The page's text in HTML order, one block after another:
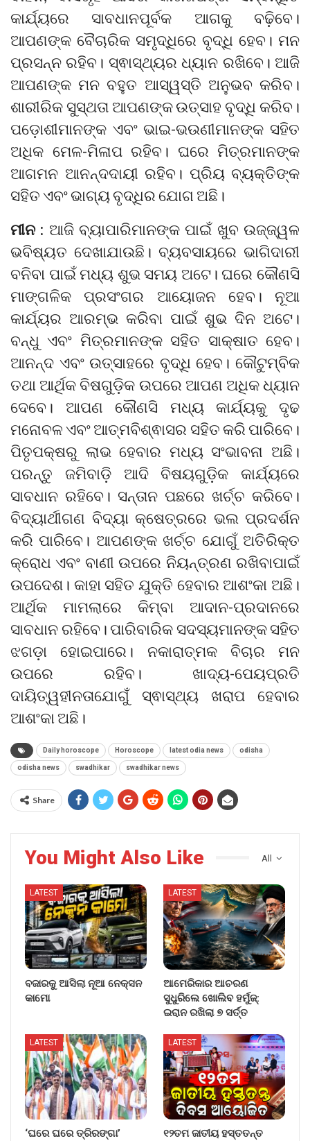
କାର୍ଯ୍ୟରେ ସାବଧାନପୂର୍ବକ ଆଗକୁ ବଢ଼ିବେ।
ଆପଣଙ୍କ ବୈଚାରିକ ସମୃଦ୍ଧିରେ ବୃଦ୍ଧି ହେବ। ମନ
ପ୍ରସନ୍ନ ରହିବ। ସ୍ଵାସ୍ଥ୍ୟର ଧ୍ୟାନ ରଖିବେ। ଆଜି
ଆପଣଙ୍କ ମନ ବହୁତ ଆସ୍ୱସ୍ତି ଅନୁଭବ କରିବ।
ଶାରୀରିକ ସୁସ୍ଥତା ଆପଣଙ୍କ ଉତ୍ସାହ ବୃଦ୍ଧି କରିବ।
ପଡ଼ୋଶୀମାନଙ୍କ ଏବଂ ଭାଇ-ଭଉଣୀମାନଙ୍କ ସହିତ
ଅଧିକ ମେଳ-ମିଳାପ ରହିବ। ଘରେ ମିତ୍ରମାନଙ୍କ
ଆଗମନ ଆନନ୍ଦଦାୟୀ ରହିବ। ପ୍ରିୟ ବ୍ୟକ୍ତିଙ୍କ
ସହିତ ଏବଂ ଭାଗ୍ୟ ବୃଦ୍ଧିର ଯୋଗ ଅଛି।
ମୀନ : ଆଜି ବ୍ୟାପାରିମାନଙ୍କ ପାଇଁ ଖୁବ ଉଜ୍ଜ୍ୱଳ
ଭବିଷ୍ୟତ ଦେଖାଯାଉଛି। ବ୍ୟବସାୟରେ ଭାଗିଦାରୀ
ବନିବା ପାଇଁ ମଧ୍ୟ ଶୁଭ ସମୟ ଅଟେ। ଘରେ କୌଣସି
ମାଙ୍ଗଳିକ ପ୍ରସଂଗର ଆୟୋଜନ ହେବ। ନୂଆ
କାର୍ଯ୍ୟର ଆରମ୍ଭ କରିବା ପାଇଁ ଶୁଭ ଦିନ ଅଟେ।
ବନ୍ଧୁ ଏବଂ ମିତ୍ରମାନଙ୍କ ସହିତ ସାକ୍ଷାତ ହେବ।
ଆନନ୍ଦ ଏବଂ ଉତ୍ସାହରେ ବୃଦ୍ଧି ହେବ। କୌଟୁମ୍ବିକ
ତଥା ଆର୍ଥିକ ବିଷଗୁଡ଼ିକ ଉପରେ ଆପଣ ଅଧିକ ଧ୍ୟାନ
ଦେବେ। ଆପଣ କୌଣସି ମଧ୍ୟ କାର୍ଯ୍ୟକୁ ଦୃଢ
ମନୋବଳ ଏବଂ ଆତ୍ମବିଶ୍ଵାସର ସହିତ କରି ପାରିବେ।
ପିତୃପକ୍ଷରୁ ଲାଭ ହେବାର ମଧ୍ୟ ସଂଭାବନା ଅଛି।
ପରନ୍ତୁ ଜମିବାଡ଼ି ଆଦି ବିଷୟଗୁଡ଼ିକ କାର୍ଯ୍ୟରେ
ସାବଧାନ ରହିବେ। ସନ୍ତାନ ପଛରେ ଖର୍ଚ୍ଚ କରିବେ।
ବିଦ୍ୟାର୍ଥୀଗଣ ବିଦ୍ୟା କ୍ଷେତ୍ରରେ ଭଲ ପ୍ରଦର୍ଶନ
କରି ପାରିବେ। ଆପଣଙ୍କ ଖର୍ଚ୍ଚ ଯୋଗୁଁ ଅତିରିକ୍ତ
କ୍ରୋଧ ଏବଂ ବାଣୀ ଉପରେ ନିୟନ୍ତ୍ରଣ ରଖିବାପାଇଁ
ଉପଦେଶ। କାହା ସହିତ ଯୁକ୍ତି ହେବାର ଆଶଂକା ଅଛି।
ଆର୍ଥିକ ମାମଲାରେ କିମ୍ବା ଆଦାନ-ପ୍ରଦାନରେ
ସାବଧାନ ରହିବେ। ପାରିବାରିକ ସଦସ୍ୟମାନଙ୍କ ସହିତ
ଝଗଡ଼ା ହୋଇପାରେ। ନକାରାତ୍ମକ ବିଚାର ମନ
ଉପରେ ରହିବ। ଖାଦ୍ୟ-ପେୟପ୍ରତି
ଦାୟିତ୍ୱହୀନତାଯୋଗୁଁ ସ୍ଵାସ୍ଥ୍ୟ ଖରାପ ହେବାର
ଆଶଂକା ଅଛି।
Daily horoscope Horoscope latest odia news odisha
odisha news swadhikar swadhikar news
Share
All
You Might Also Like
LATEST
ବଜାରକୁ ଆସିଲା ନୂଆ ନେକ୍ସନ
କାମୋ
LATEST
ଆମେରିକାର ଆଚରଣ
ସୁଧୁରିଲେ ଖୋଲିବ ହର୍ମୁଜ୍:
ଇରାନ ରଖିଲା ୭ ସର୍ତ୍ତ
LATEST
‘ଘରେ ଘରେ ତ୍ରିରଙ୍ଗା’
LATEST
୧୨ତମ ଜାତୀୟ ହସ୍ତତନ୍ତ